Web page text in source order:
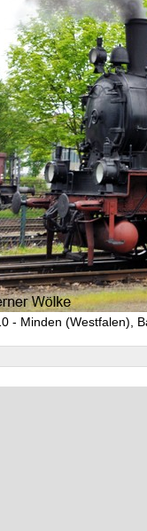
- Minden (Westfalen),